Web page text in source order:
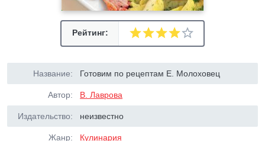
Рейтинг:
Название: Готовим по рецептам Е. Молоховец
Автор: В. Лаврова
Издательство: неизвестно
Жанр: Кулинария